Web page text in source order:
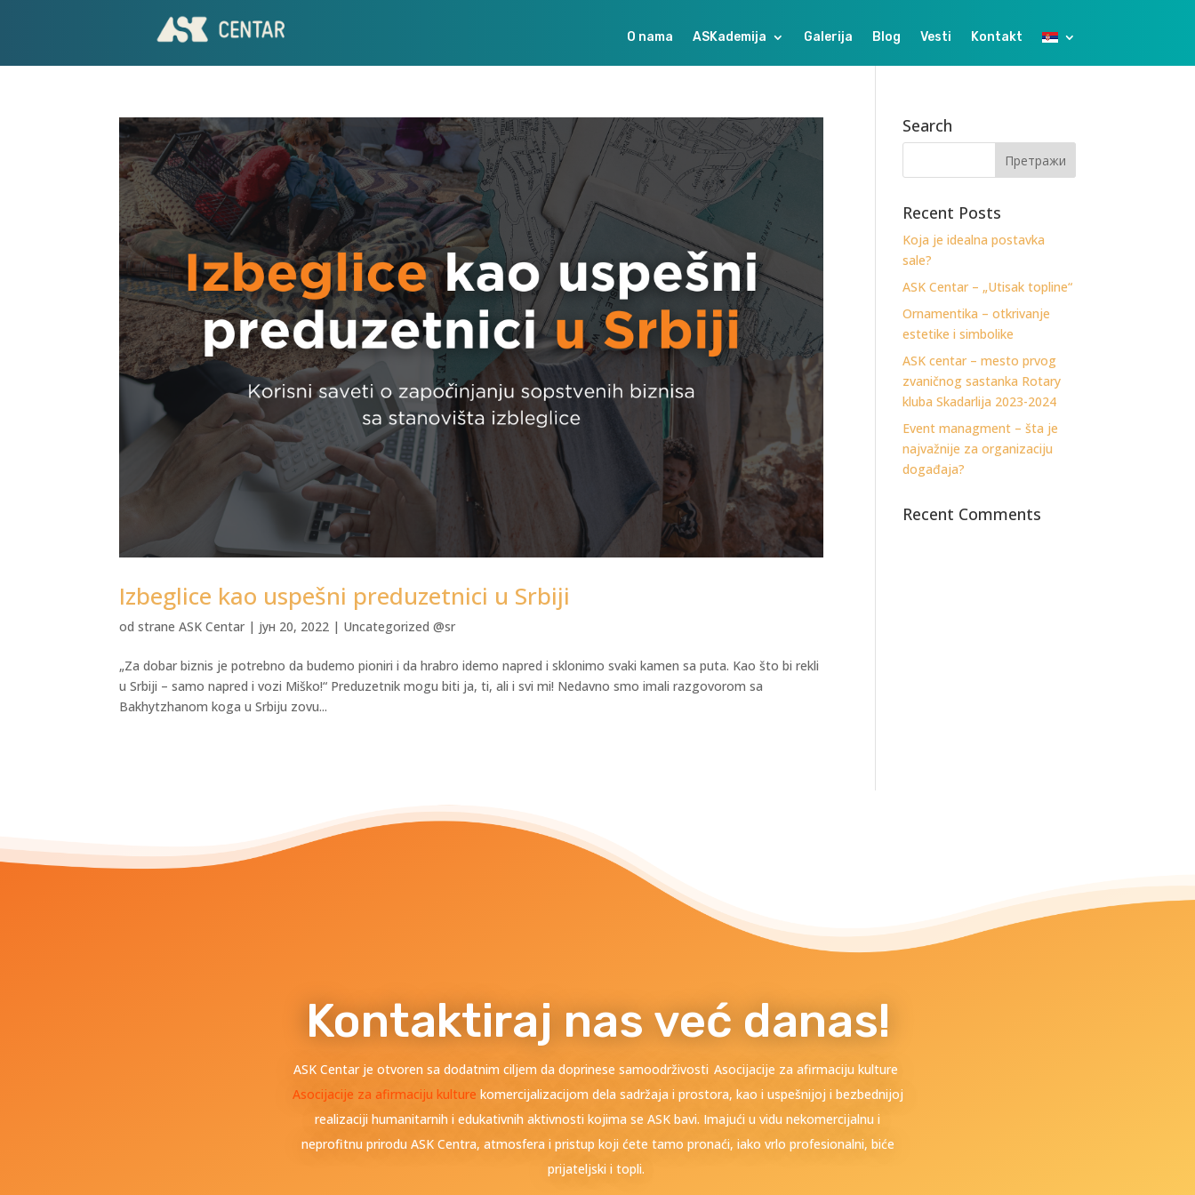
O nama ASKademija Galerija Blog Vesti Kontakt
Izbeglice kao uspešni preduzetnici u Srbiji
od straneASK Centar | јун 20, 2022 | Uncategorized @sr
„Za dobar biznis je potrebno da budemo pioniri i da hrabro idemo napred i sklonimo svaki kamen sa puta. Kao što bi rekli
u Srbiji – samo napred i vozi Miško!“ Preduzetnik mogu biti ja, ti, ali i svi mi! Nedavno smo imali razgovorom sa
Bakhytzhanom koga u Srbiju zovu...
Search
Recent Posts
Koja je idealna postavka
sale?
ASK Centar – „Utisak topline“
Ornamentika – otkrivanje
estetike i simbolike
ASK centar – mesto prvog
zvaničnog sastanka Rotary
kluba Skadarlija 2023-2024
Event managment – šta je
najvažnije za organizaciju
događaja?
Recent Comments
Kontaktiraj nas već danas!
ASK Centar je otvoren sa dodatnim ciljem da doprinese samoodrživosti Asocijacije za afirmaciju kulture
Asocijacije za afirmaciju kulture komercijalizacijom dela sadržaja i prostora, kao i uspešnijoj i bezbednijoj
realizaciji humanitarnih i edukativnih aktivnosti kojima se ASK bavi. Imajući u vidu nekomercijalnu i
neprofitnu prirodu ASK Centra, atmosfera i pristup koji ćete tamo pronaći, iako vrlo profesionalni, biće
prijateljski i topli.